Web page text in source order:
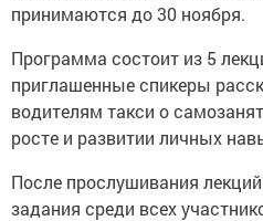
принимаются до 30 ноября.
Программа состоит из 5
приглашенные спикеры
водителям такси о
росте и развитии личных
После прослушивания
задания среди всех